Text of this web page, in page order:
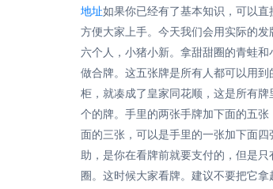
地址如果你已经有了基本知识，可以
方便大家上手。今天我们会用实际的
六个人，小猪小新。拿甜甜圈的青蛙和
做合牌。这五张牌是所有人都可以用
柜，就凑成了皇家同花顺，这是所有
个的牌。手里的两张手牌加下面的五
面的三张，可以是手里的一张加下面
助，是你在看牌前就要支付的，但是
圈。这时候大家看牌。建议不要把它